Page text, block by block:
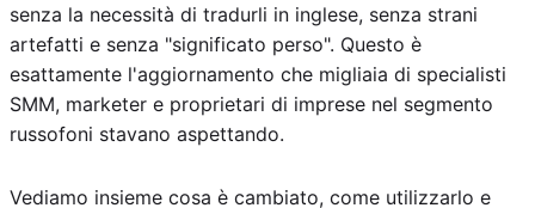
senza la necessità di tradurli in inglese, senza strani
artefatti e senza "significato perso". Questo è
esattamente l'aggiornamento che migliaia di specialisti
SMM, marketer e proprietari di imprese nel segmento
russofoni stavano aspettando.
Vediamo insieme cosa è cambiato, come utilizzarlo e